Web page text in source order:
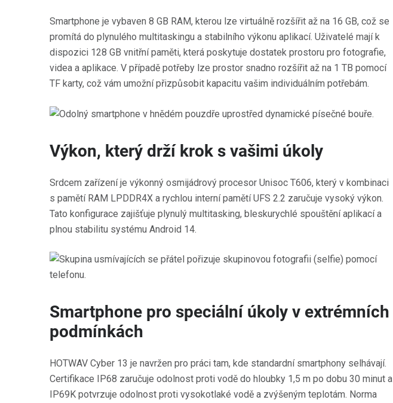
Smartphone je vybaven 8 GB RAM, kterou lze virtuálně rozšířit až na 16 GB, což se
promítá do plynulého multitaskingu a stabilního výkonu aplikací. Uživatelé mají k
dispozici 128 GB vnitřní paměti, která poskytuje dostatek prostoru pro fotografie,
videa a aplikace. V případě potřeby lze prostor snadno rozšířit až na 1 TB pomocí
TF karty, což vám umožní přizpůsobit kapacitu vašim individuálním potřebám.
Výkon, který drží krok s vašimi úkoly
Srdcem zařízení je výkonný osmijádrový procesor Unisoc T606, který v kombinaci
s pamětí RAM LPDDR4X a rychlou interní pamětí UFS 2.2 zaručuje vysoký výkon.
Tato konfigurace zajišťuje plynulý multitasking, bleskurychlé spouštění aplikací a
plnou stabilitu systému Android 14.
Smartphone pro speciální úkoly v extrémních
podmínkách
HOTWAV Cyber 13 je navržen pro práci tam, kde standardní smartphony selhávají.
Certifikace IP68 zaručuje odolnost proti vodě do hloubky 1,5 m po dobu 30 minut a
IP69K potvrzuje odolnost proti vysokotlaké vodě a zvýšeným teplotám. Norma